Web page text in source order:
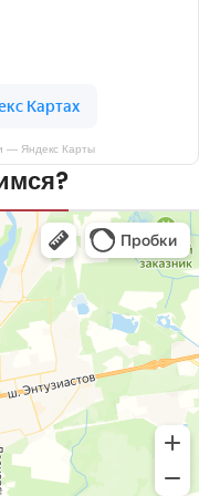
— Яндекс Карты